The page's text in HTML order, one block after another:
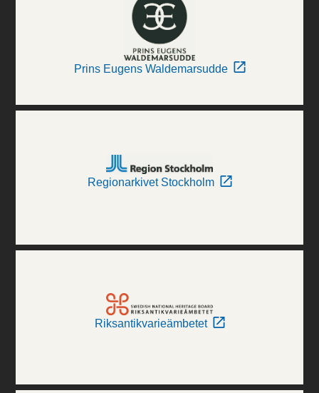
Prins Eugens Waldemarsudde
Regionarkivet Stockholm
Riksantikvarieämbetet